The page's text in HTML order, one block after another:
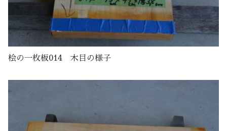
桧の一枚板014 木目の様子